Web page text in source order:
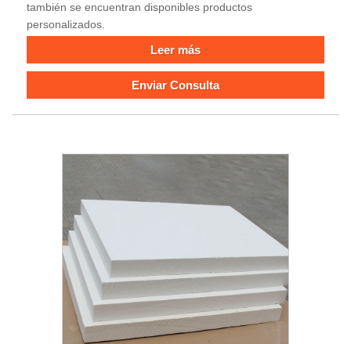
también se encuentran disponibles productos
personalizados.
Leer más
Enviar Consulta